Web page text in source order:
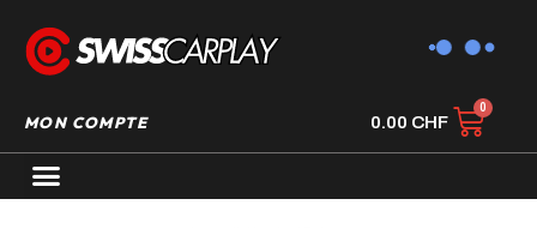
MON COMPTE 0.00 CHF